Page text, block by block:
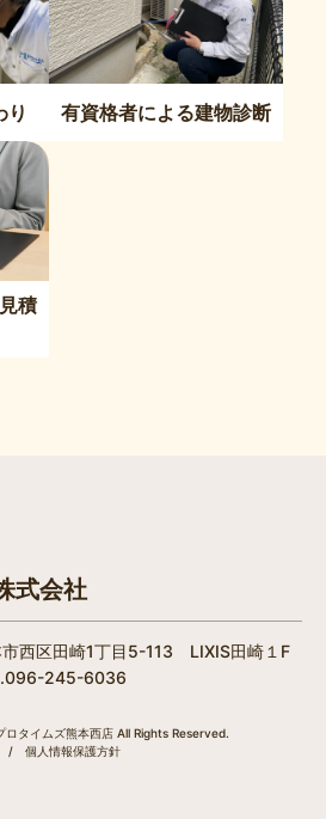
り 有資格者による建物診断
積
式会社
西区田崎1丁目5-113 LIXIS田崎１F
245-6036
タイムズ熊本西店 All Rights Reserved.
/
個人情報保護方針